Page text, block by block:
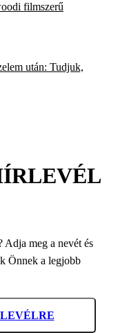
filmszerű
után: Tudjuk,
meg a nevét és
Önnek a legjobb